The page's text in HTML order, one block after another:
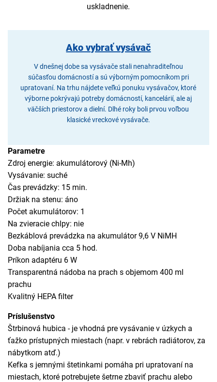
uskladnenie.
Ako vybrať vysávač
V dnešnej dobe sa vysávače stali nenahraditeľnou
súčasťou domácností a sú výborným pomocníkom pri
upratovaní. Na trhu nájdete veľkú ponuku vysávačov, ktoré
výborne pokrývajú potreby domácností, kancelárií, ale aj
väčších priestorov a dielní. Dlhé roky boli prvou voľbou
klasické vreckové vysávače.
Parametre
Zdroj energie: akumulátorový (Ni-Mh)
Vysávanie: suché
Čas prevádzky: 15 min.
Držiak na stenu: áno
Počet akumulátorov: 1
Na zvieracie chlpy: nie
Bezkáblová prevádzka na akumulátor 9,6 V NiMH
Doba nabíjania cca 5 hod.
Príkon adaptéru 6 W
Transparentná nádoba na prach s objemom 400 ml
prachu
Kvalitný HEPA filter
Príslušenstvo
Štrbinová hubica - je vhodná pre vysávanie v úzkych a
ťažko prístupných miestach (napr. v rebrách radiátorov, za
nábytkom atď.)
Kefka s jemnými štetinkami pomáha pri upratovaní na
miestach, ktoré potrebujete šetrne zbaviť prachu alebo